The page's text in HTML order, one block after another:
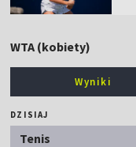
WTA (kobiety)
Wyniki
DZISIAJ
Tenis